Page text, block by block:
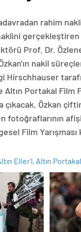
rahim
gerçekleştiren
Prof. Dr.
nakil
Hirschhauser
Altın Portakal Film
çıkacak. Özkan
fotoğraflarının
Film